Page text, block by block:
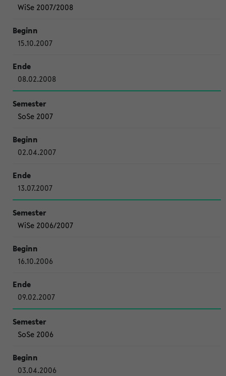
WiSe 2007/2008
15.10.2007
08.02.2008
SoSe 2007
02.04.2007
13.07.2007
WiSe 2006/2007
16.10.2006
09.02.2007
SoSe 2006
03.04.2006